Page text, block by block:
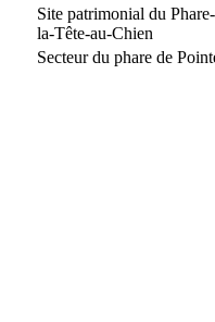
Site patrimonial du
la-Tête-au-Chien
Secteur du phare de